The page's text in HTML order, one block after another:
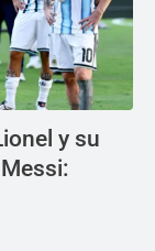
y su